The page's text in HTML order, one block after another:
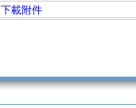
下載附件